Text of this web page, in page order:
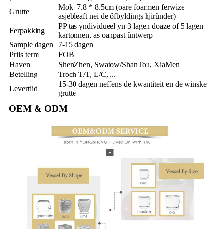
Grutte
Mok: 7.8 * 8.5cm (oare foarmen ferwize
asjebleaft nei de ôfbyldings hjirûnder)
Ferpakking
PP tas yndividueel yn 3 lagen doaze of 5 lagen
kartonnen, as oanpast ûntwerp
Sample dagen
7-15 dagen
Priis term
FOB
Haven
ShenZhen, Swatow/ShanTou, XiaMen
Betelling
Troch T/T, L/C, ...
Levertiid
15-30 dagen neffens de kwantiteit en de winske
grutte
OEM & ODM